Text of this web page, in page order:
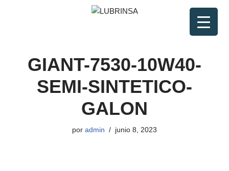
GIANT-7530-10W40-
SEMI-SINTETICO-
GALON
por admin junio 8, 2023